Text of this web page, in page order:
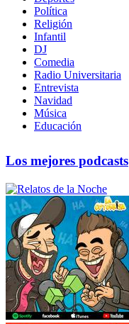
Política
Religión
Infantil
DJ
Comedia
Radio Universitaria
Entrevista
Navidad
Música
Educación
Los mejores podcasts